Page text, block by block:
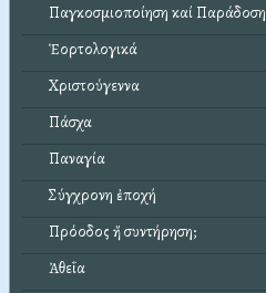
Παγκοσμιοποίηση καί Παράδοση
Ἑορτολογικά
Χριστούγεννα
Πάσχα
Παναγία
Σύγχρονη ἐποχή
Πρόοδος ἤ συντήρηση;
Ἀθεΐα